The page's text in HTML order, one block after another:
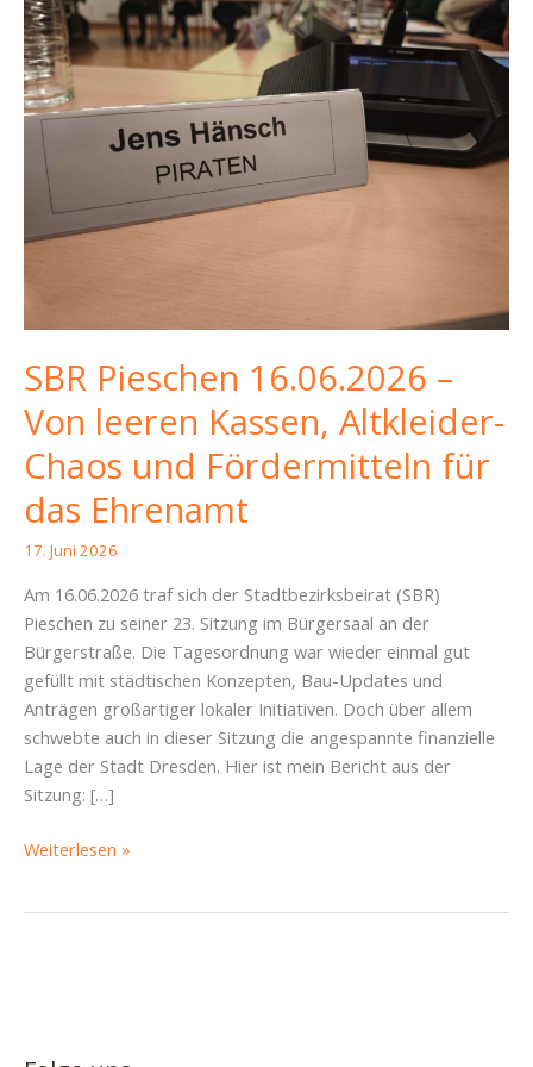
SBR Pieschen 16.06.2026 –
Von leeren Kassen, Altkleider-
Chaos und Fördermitteln für
das Ehrenamt
17. Juni 2026
Am 16.06.2026 traf sich der Stadtbezirksbeirat (SBR)
Pieschen zu seiner 23. Sitzung im Bürgersaal an der
Bürgerstraße. Die Tagesordnung war wieder einmal gut
gefüllt mit städtischen Konzepten, Bau-Updates und
Anträgen großartiger lokaler Initiativen. Doch über allem
schwebte auch in dieser Sitzung die angespannte finanzielle
Lage der Stadt Dresden. Hier ist mein Bericht aus der
Sitzung: […]
SBR
Weiterlesen »